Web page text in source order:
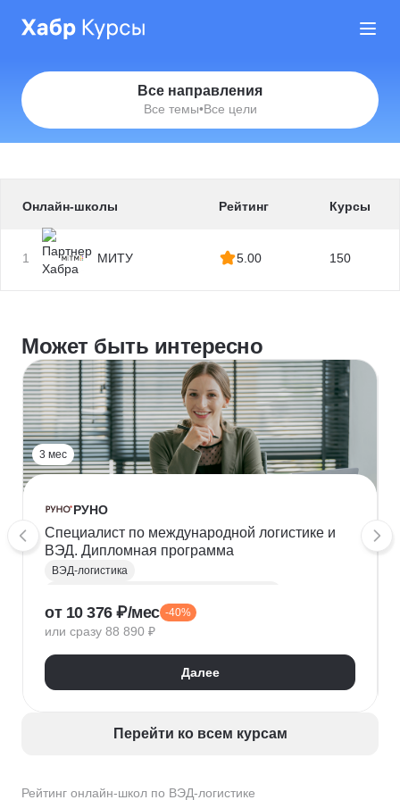
Все направления
Все темы•Все цели
Рейтинг онлайн-школ по ВЭД-логистике
Онлайн-школы Рейтинг Курсы
1 МИТУ 5.00 150
Может быть интересно
3 мес
РУНО
Специалист по международной логистике и
ВЭД. Дипломная программа
ВЭД-логистика
Логистика
Транспортная логистика
Таможенное оформление
Таможенный декларант
от 10 376 ₽/мес -40%
или сразу 88 890 ₽
Далее
Перейти ко всем курсам